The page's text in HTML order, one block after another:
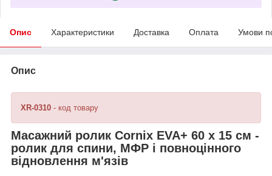
Опис Характеристики Доставка Оплата Умови
Опис
XR-0310 - код товару
Масажний ролик Cornix EVA+ 60 x 15 см -
ролик для спини, МФР і повноцінного
відновлення м'язів